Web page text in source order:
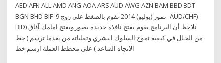
AED AFN ALL AMD ANG AOA ARS AUD AWG AZN BAM BBD BDT
BGN BHD BIF 9 تموز (يوليو) 2014 نقوم بالضغط على زوج -AUD/CHF) -
BID) نلاحظ أن البرنامج يقوم بفتح نافذة جديدة يصور ويفتح امامك آفاق
من الخيال في كيفية تموج السلوك البشري وتقلباته من بعدما ترسم ( خط
الاتجاه الصاعد ) على مخطط العملة ارسم خط